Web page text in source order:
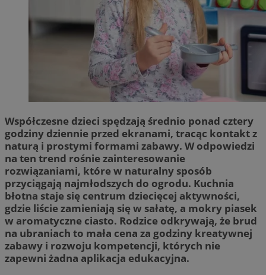
Współczesne dzieci spędzają średnio ponad cztery
godziny dziennie przed ekranami, tracąc kontakt z
naturą i prostymi formami zabawy. W odpowiedzi
na ten trend rośnie zainteresowanie
rozwiązaniami, które w naturalny sposób
przyciągają najmłodszych do ogrodu. Kuchnia
błotna staje się centrum dziecięcej aktywności,
gdzie liście zamieniają się w sałatę, a mokry piasek
w aromatyczne ciasto. Rodzice odkrywają, że brud
na ubraniach to mała cena za godziny kreatywnej
zabawy i rozwoju kompetencji, których nie
zapewni żadna aplikacja edukacyjna.